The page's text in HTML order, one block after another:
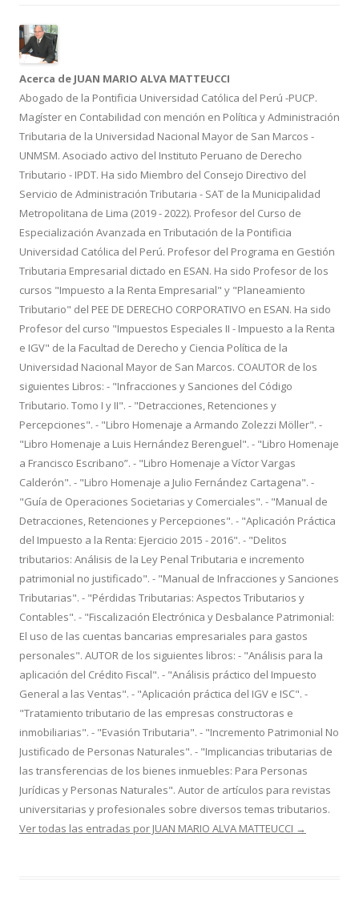
Acerca de JUAN MARIO ALVA MATTEUCCI
Abogado de la Pontificia Universidad Católica del Perú -PUCP.
Magíster en Contabilidad con mención en Política y Administración
Tributaria de la Universidad Nacional Mayor de San Marcos -
UNMSM. Asociado activo del Instituto Peruano de Derecho
Tributario - IPDT. Ha sido Miembro del Consejo Directivo del
Servicio de Administración Tributaria - SAT de la Municipalidad
Metropolitana de Lima (2019 - 2022). Profesor del Curso de
Especialización Avanzada en Tributación de la Pontificia
Universidad Católica del Perú. Profesor del Programa en Gestión
Tributaria Empresarial dictado en ESAN. Ha sido Profesor de los
cursos "Impuesto a la Renta Empresarial" y "Planeamiento
Tributario" del PEE DE DERECHO CORPORATIVO en ESAN. Ha sido
Profesor del curso "Impuestos Especiales II - Impuesto a la Renta
e IGV" de la Facultad de Derecho y Ciencia Política de la
Universidad Nacional Mayor de San Marcos. COAUTOR de los
siguientes Libros: - "Infracciones y Sanciones del Código
Tributario. Tomo I y II". - "Detracciones, Retenciones y
Percepciones". - "Libro Homenaje a Armando Zolezzi Möller". -
"Libro Homenaje a Luis Hernández Berenguel". - "Libro Homenaje
a Francisco Escribano”. - "Libro Homenaje a Víctor Vargas
Calderón". - "Libro Homenaje a Julio Fernández Cartagena". -
"Guía de Operaciones Societarias y Comerciales". - "Manual de
Detracciones, Retenciones y Percepciones". - "Aplicación Práctica
del Impuesto a la Renta: Ejercicio 2015 - 2016". - "Delitos
tributarios: Análisis de la Ley Penal Tributaria e incremento
patrimonial no justificado". - "Manual de Infracciones y Sanciones
Tributarias". - "Pérdidas Tributarias: Aspectos Tributarios y
Contables". - "Fiscalización Electrónica y Desbalance Patrimonial:
El uso de las cuentas bancarias empresariales para gastos
personales". AUTOR de los siguientes libros: - "Análisis para la
aplicación del Crédito Fiscal". - "Análisis práctico del Impuesto
General a las Ventas". - "Aplicación práctica del IGV e ISC". -
"Tratamiento tributario de las empresas constructoras e
inmobiliarias". - "Evasión Tributaria". - "Incremento Patrimonial No
Justificado de Personas Naturales". - "Implicancias tributarias de
las transferencias de los bienes inmuebles: Para Personas
Jurídicas y Personas Naturales". Autor de artículos para revistas
universitarias y profesionales sobre diversos temas tributarios.
Ver todas las entradas por JUAN MARIO ALVA MATTEUCCI →